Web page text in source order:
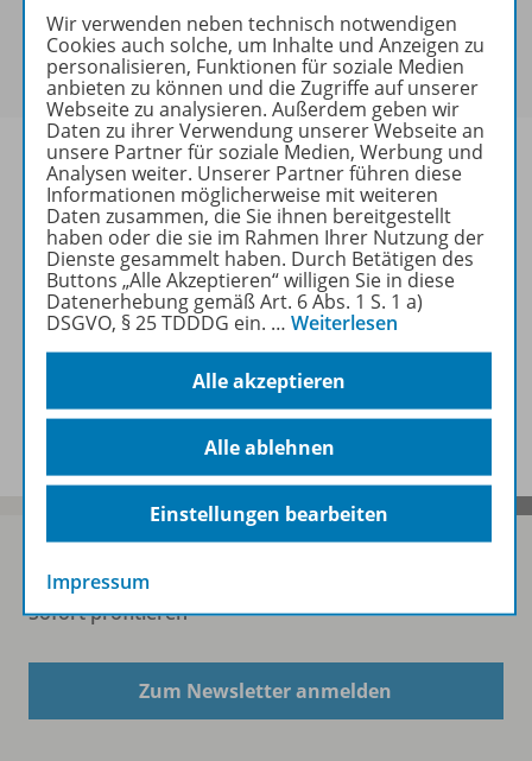
Sie haben ein passendesSpar-Paket?
Um den für Sie gültigen Preis zu sehen,melden Sie
sich bitte an.
Informationen
Weitere Inhalte der Ausgabe
Spar-Pakete
Sofort profitieren
Zum Newsletter anmelden
Wir verwenden neben technisch notwendigen
Cookies auch solche, um Inhalte und Anzeigen zu
personalisieren, Funktionen für soziale Medien
anbieten zu können und die Zugriffe auf unserer
Webseite zu analysieren. Außerdem geben wir
Daten zu ihrer Verwendung unserer Webseite an
unsere Partner für soziale Medien, Werbung und
Analysen weiter. Unserer Partner führen diese
Informationen möglicherweise mit weiteren
Daten zusammen, die Sie ihnen bereitgestellt
haben oder die sie im Rahmen Ihrer Nutzung der
Dienste gesammelt haben. Durch Betätigen des
Buttons „Alle Akzeptieren“ willigen Sie in diese
Datenerhebung gemäß Art. 6 Abs. 1 S. 1 a)
DSGVO, § 25 TDDDG ein. … Weiterlesen
Alle akzeptieren
Alle ablehnen
Einstellungen bearbeiten
Impressum